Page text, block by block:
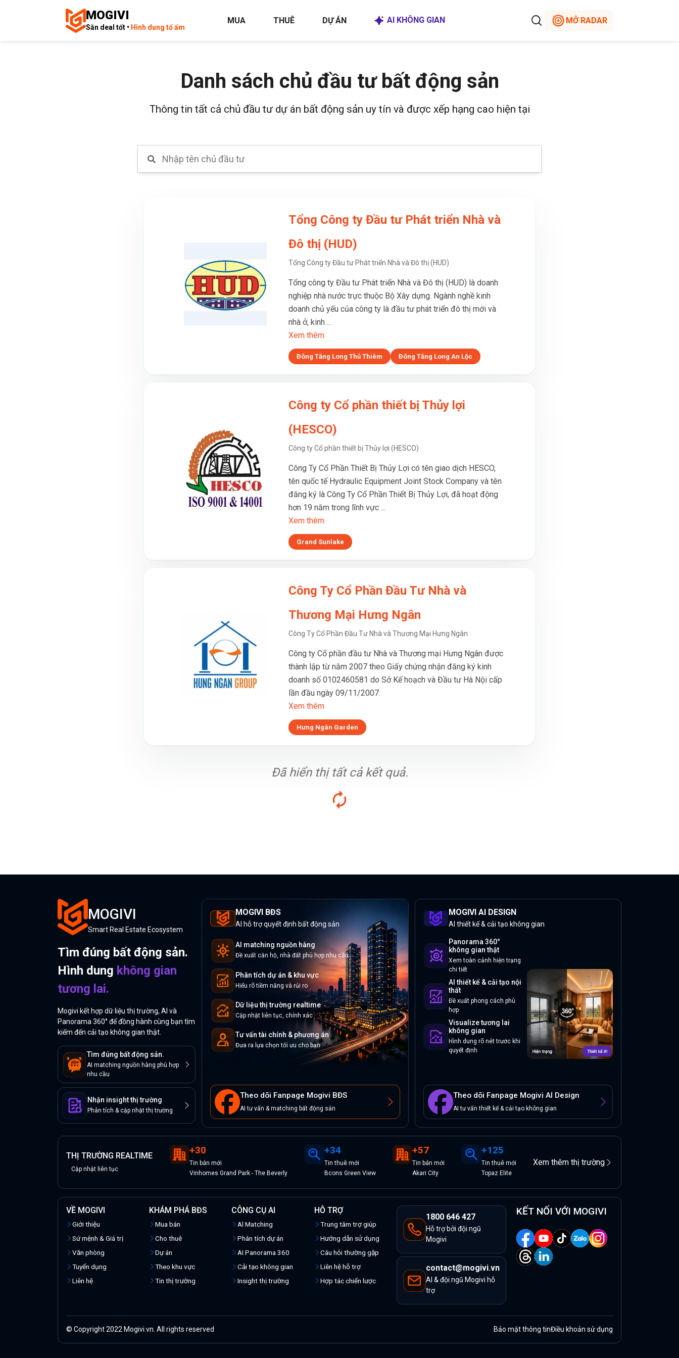
MOGIVI
Săn deal tốt • Hình dung tổ ấm
MUA THUÊ DỰ ÁN AI KHÔNG GIAN MỞ RADAR
Danh sách chủ đầu tư bất động sản
Thông tin tất cả chủ đầu tư dự án bất động sản uy tín và được xếp hạng cao hiện tại
Tổng Công ty Đầu tư Phát triển Nhà và
Đô thị (HUD)
Tổng Công ty Đầu tư Phát triển Nhà và Đô thị (HUD)
Tổng công ty Đầu tư Phát triển Nhà và Đô thị (HUD) là doanh
nghiệp nhà nước trực thuộc Bộ Xây dựng. Ngành nghề kinh
doanh chủ yếu của công ty là đầu tư phát triển đô thị mới và
nhà ở, kinh ...
Xem thêm
Đông Tăng Long Thủ Thiêm Đông Tăng Long An Lộc
Công ty Cổ phần thiết bị Thủy lợi
(HESCO)
Công ty Cổ phần thiết bị Thủy lợi (HESCO)
Công Ty Cổ Phần Thiết Bị Thủy Lợi có tên giao dịch HESCO,
tên quốc tế Hydraulic Equipment Joint Stock Company và tên
đăng ký là Công Ty Cổ Phần Thiết Bị Thủy Lợi, đã hoạt động
hơn 19 năm trong lĩnh vực ...
Xem thêm
Grand Sunlake
Công Ty Cổ Phần Đầu Tư Nhà và
Thương Mại Hưng Ngân
Công Ty Cổ Phần Đầu Tư Nhà và Thương Mại Hưng Ngân
Công ty Cổ phần đầu tư Nhà và Thương mại Hưng Ngân được
thành lập từ năm 2007 theo Giấy chứng nhận đăng ký kinh
doanh số 0102460581 do Sở Kế hoạch và Đầu tư Hà Nội cấp
lần đầu ngày 09/11/2007.
Xem thêm
Hưng Ngân Garden
Đã hiển thị tất cả kết quả.
MOGIVI
Smart Real Estate Ecosystem
Tìm đúng bất động sản.
Hình dung không gian
tương lai.
Mogivi kết hợp dữ liệu thị trường, AI và
Panorama 360° để đồng hành cùng bạn tìm
kiếm đến cải tạo không gian thật.
Tìm đúng bất động sản.
AI matching nguồn hàng phù hợp
nhu cầu
Nhận insight thị trường
Phân tích & cập nhật thị trường
MOGIVI BĐS
AI hỗ trợ quyết định bất động sản
AI matching nguồn hàng
Đề xuất căn hộ, nhà đất phù hợp nhu cầu
Phân tích dự án & khu vực
Hiểu rõ tiềm năng và rủi ro
Dữ liệu thị trường realtime
Cập nhật liên tục, chính xác
Tư vấn tài chính & phương án
Đưa ra lựa chọn tối ưu cho bạn
Theo dõi Fanpage Mogivi BĐS
AI tư vấn & matching bất động sản
MOGIVI AI DESIGN
AI thiết kế & cải tạo không gian
Panorama 360°
không gian thật
Xem toàn cảnh hiện trạng
chi tiết
AI thiết kế & cải tạo nội
thất
Đề xuất phong cách phù
hợp
Visualize tương lai
không gian
Hình dung rõ nét trước khi
quyết định
Theo dõi Fanpage Mogivi AI Design
AI tư vấn thiết kế & cải tạo không gian
THỊ TRƯỜNG REALTIME
Cập nhật liên tục
+30
Tin bán mới
Vinhomes Grand Park - The Beverly
+34
Tinthuêmới
Bcons Green View
+57
Tin bán mới
Akari City
+125
Tinthuê mới
Topaz Elite
Xem thêm thị trường
VỀ MOGIVI
Giới thiệu
Sứ mệnh & Giá trị
Văn phòng
Tuyển dụng
Liên hệ
KHÁM PHÁ BĐS
Mua bán
Cho thuê
Dự án
Theo khu vực
Tin thị trường
CÔNG CỤ AI
Al Matching
Phân tích dự án
AI Panorama 360
Cải tạo không gian
Insight thị trường
HỖ TRỢ
Trung tâm trợ giúp
Hướng dẫn sử dụng
Câu hỏi thường gặp
Liên hệ hỗ trợ
Hợp tác chiến lược
1800 646 427
Hỗ trợ bởi đội ngũ
Mogivi
contact@mogivi.vn
AI & đội ngũ Mogivi hỗ
trợ
KẾT NỐI VỚI MOGIVI
© Copyright 2022 Mogivi.vn. All rights reserved Bảo mật thông tinĐiều khoản sử dụng